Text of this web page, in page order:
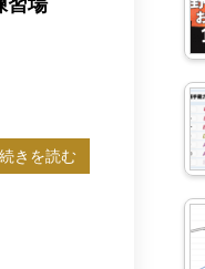
習場
続きを読む